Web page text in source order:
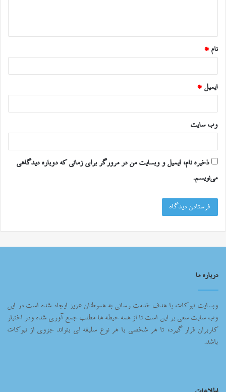
*
نام *
ایمیل *
وب‌ سایت
ذخیره نام، ایمیل و وبسایت من در مرورگر برای زمانی که دوباره دیدگاهی
می‌نویسم.
درباره ما
وبسایت نیوکات با هدف خدمت رسانی به هموطنان عزیز ایجاد شده است در این
وب سایت سعی بر این است تا از همه حیطه ها مطلب جمع آوری شده ودر اختیار
کاربران قرار گیرد، تا هر شخصی با هر نوع سلیغه ای بتواند جزوی از نیوکات
باشد.